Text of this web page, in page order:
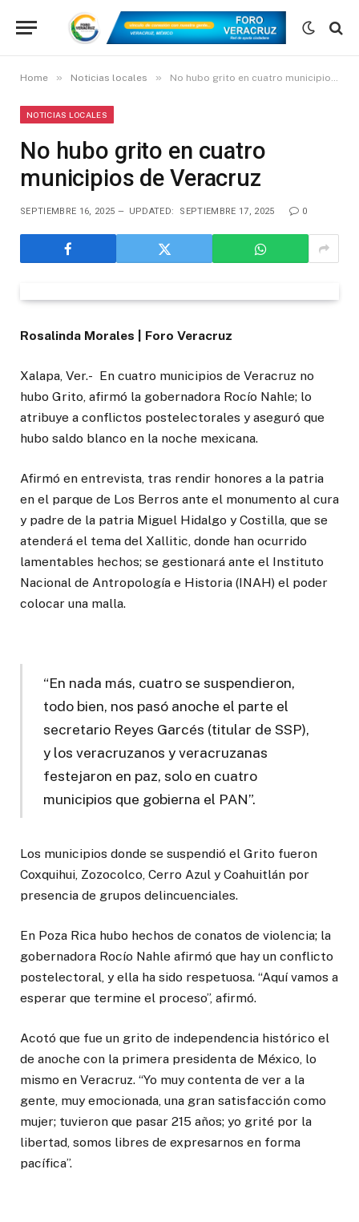
Home » Noticias locales » No hubo grito en cuatro municipios de Veracruz
NOTICIAS LOCALES
No hubo grito en cuatro
municipios de Veracruz
SEPTIEMBRE 16, 2025 UPDATED: SEPTIEMBRE 17, 2025 0
Rosalinda Morales | Foro Veracruz
Xalapa, Ver.- En cuatro municipios de Veracruz no
hubo Grito, afirmó la gobernadora Rocío Nahle; lo
atribuye a conflictos postelectorales y aseguró que
hubo saldo blanco en la noche mexicana.
Afirmó en entrevista, tras rendir honores a la patria
en el parque de Los Berros ante el monumento al cura
y padre de la patria Miguel Hidalgo y Costilla, que se
atenderá el tema del Xallitic, donde han ocurrido
lamentables hechos; se gestionará ante el Instituto
Nacional de Antropología e Historia (INAH) el poder
colocar una malla.
“En nada más, cuatro se suspendieron,
todo bien, nos pasó anoche el parte el
secretario Reyes Garcés (titular de SSP),
y los veracruzanos y veracruzanas
festejaron en paz, solo en cuatro
municipios que gobierna el PAN”.
Los municipios donde se suspendió el Grito fueron
Coxquihui, Zozocolco, Cerro Azul y Coahuitlán por
presencia de grupos delincuenciales.
En Poza Rica hubo hechos de conatos de violencia; la
gobernadora Rocío Nahle afirmó que hay un conflicto
postelectoral, y ella ha sido respetuosa. “Aquí vamos a
esperar que termine el proceso”, afirmó.
Acotó que fue un grito de independencia histórico el
de anoche con la primera presidenta de México, lo
mismo en Veracruz. “Yo muy contenta de ver a la
gente, muy emocionada, una gran satisfacción como
mujer; tuvieron que pasar 215 años; yo grité por la
libertad, somos libres de expresarnos en forma
pacífica”.